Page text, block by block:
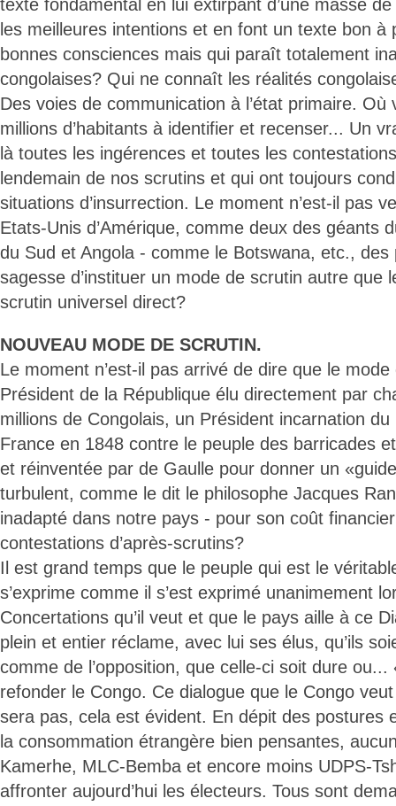
texte fondamental en lui extirpant d’une masse
les meilleures intentions et en font un texte bon à
bonnes consciences mais qui paraît totalement
congolaises? Qui ne connaît les réalités
Des voies de communication à l’état primaire. Où
millions d’habitants à identifier et recenser... Un
là toutes les ingérences et toutes les
lendemain de nos scrutins et qui ont toujours
situations d’insurrection. Le moment n’est-il pas
Etats-Unis d’Amérique, comme deux des géants
du Sud et Angola - comme le Botswana, etc., des
sagesse d’instituer un mode de scrutin autre que
scrutin universel direct?
NOUVEAU MODE DE SCRUTIN.
Le moment n’est-il pas arrivé de dire que le
Président de la République élu directement par
millions de Congolais, un Président incarnation
France en 1848 contre le peuple des barricades
et réinventée par de Gaulle pour donner un
turbulent, comme le dit le philosophe Jacques
inadapté dans notre pays - pour son coût
contestations d’après-scrutins?
Il est grand temps que le peuple qui est le
s’exprime comme il s’est exprimé unanimement
Concertations qu’il veut et que le pays aille à ce
plein et entier réclame, avec lui ses élus, qu’ils
comme de l’opposition, que celle-ci soit dure
refonder le Congo. Ce dialogue que le Congo
sera pas, cela est évident. En dépit des postures
la consommation étrangère bien pensantes,
Kamerhe, MLC-Bemba et encore moins UDPS-
affronter aujourd’hui les électeurs. Tous sont